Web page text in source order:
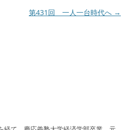
第431回 一人一台時代へ →